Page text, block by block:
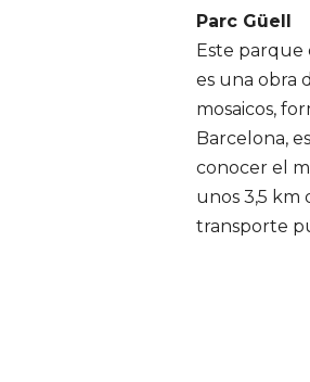
Parc Güell
Este parque
es una obra
mosaicos,
Barcelona,
conocer el
unos 3,5 km
transporte